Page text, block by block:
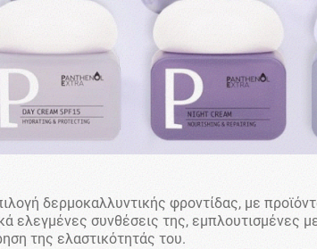
δερμοκαλλυντικής φροντίδας, με
ελεγμένες συνθέσεις της,
της ελαστικότητάς του.